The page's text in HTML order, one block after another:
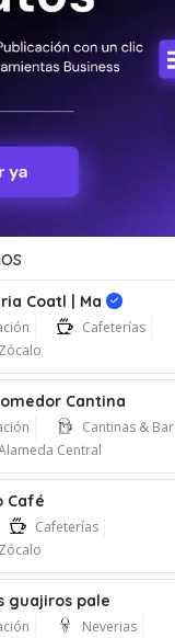
Coatl | Ma
Cafeterías
Cantina
Cantinas & Bar
Central
Café
Cafeterías
guajiros pale
Neverias